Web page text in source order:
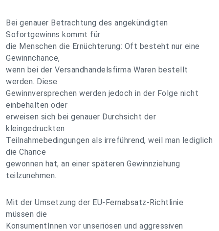
Bei genauer Betrachtung des angekündigten
Sofortgewinns kommt für
die Menschen die Ernüchterung: Oft besteht nur eine
Gewinnchance,
wenn bei der Versandhandelsfirma Waren bestellt
werden. Diese
Gewinnversprechen werden jedoch in der Folge nicht
einbehalten oder
erweisen sich bei genauer Durchsicht der
kleingedruckten
Teilnahmebedingungen als irreführend, weil man lediglich
die Chance
gewonnen hat, an einer späteren Gewinnziehung
teilzunehmen.
Mit der Umsetzung der EU-Fernabsatz-Richtlinie
müssen die
KonsumentInnen vor unseriösen und aggressiven